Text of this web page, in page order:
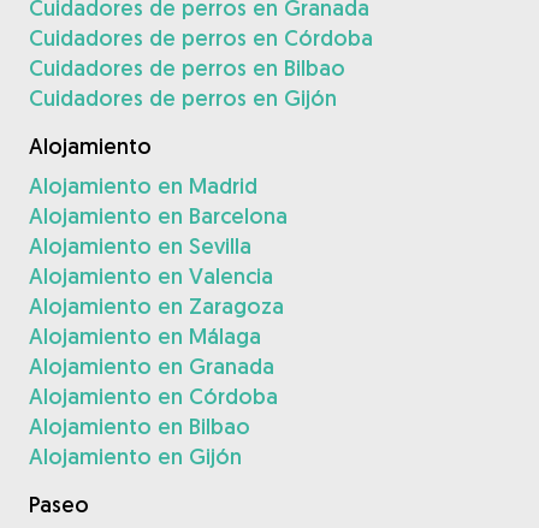
Cuidadores de perros en Granada
Cuidadores de perros en Córdoba
Cuidadores de perros en Bilbao
Cuidadores de perros en Gijón
Alojamiento
Alojamiento en Madrid
Alojamiento en Barcelona
Alojamiento en Sevilla
Alojamiento en Valencia
Alojamiento en Zaragoza
Alojamiento en Málaga
Alojamiento en Granada
Alojamiento en Córdoba
Alojamiento en Bilbao
Alojamiento en Gijón
Paseo